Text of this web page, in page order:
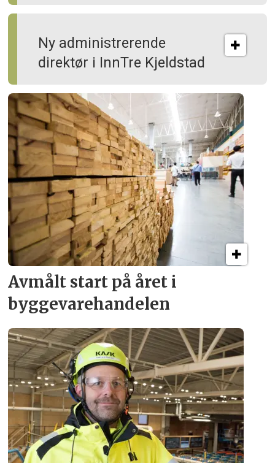
Ny administrerende
direktør i InnTre Kjeldstad
Avmålt start på året i
byggevare­handelen